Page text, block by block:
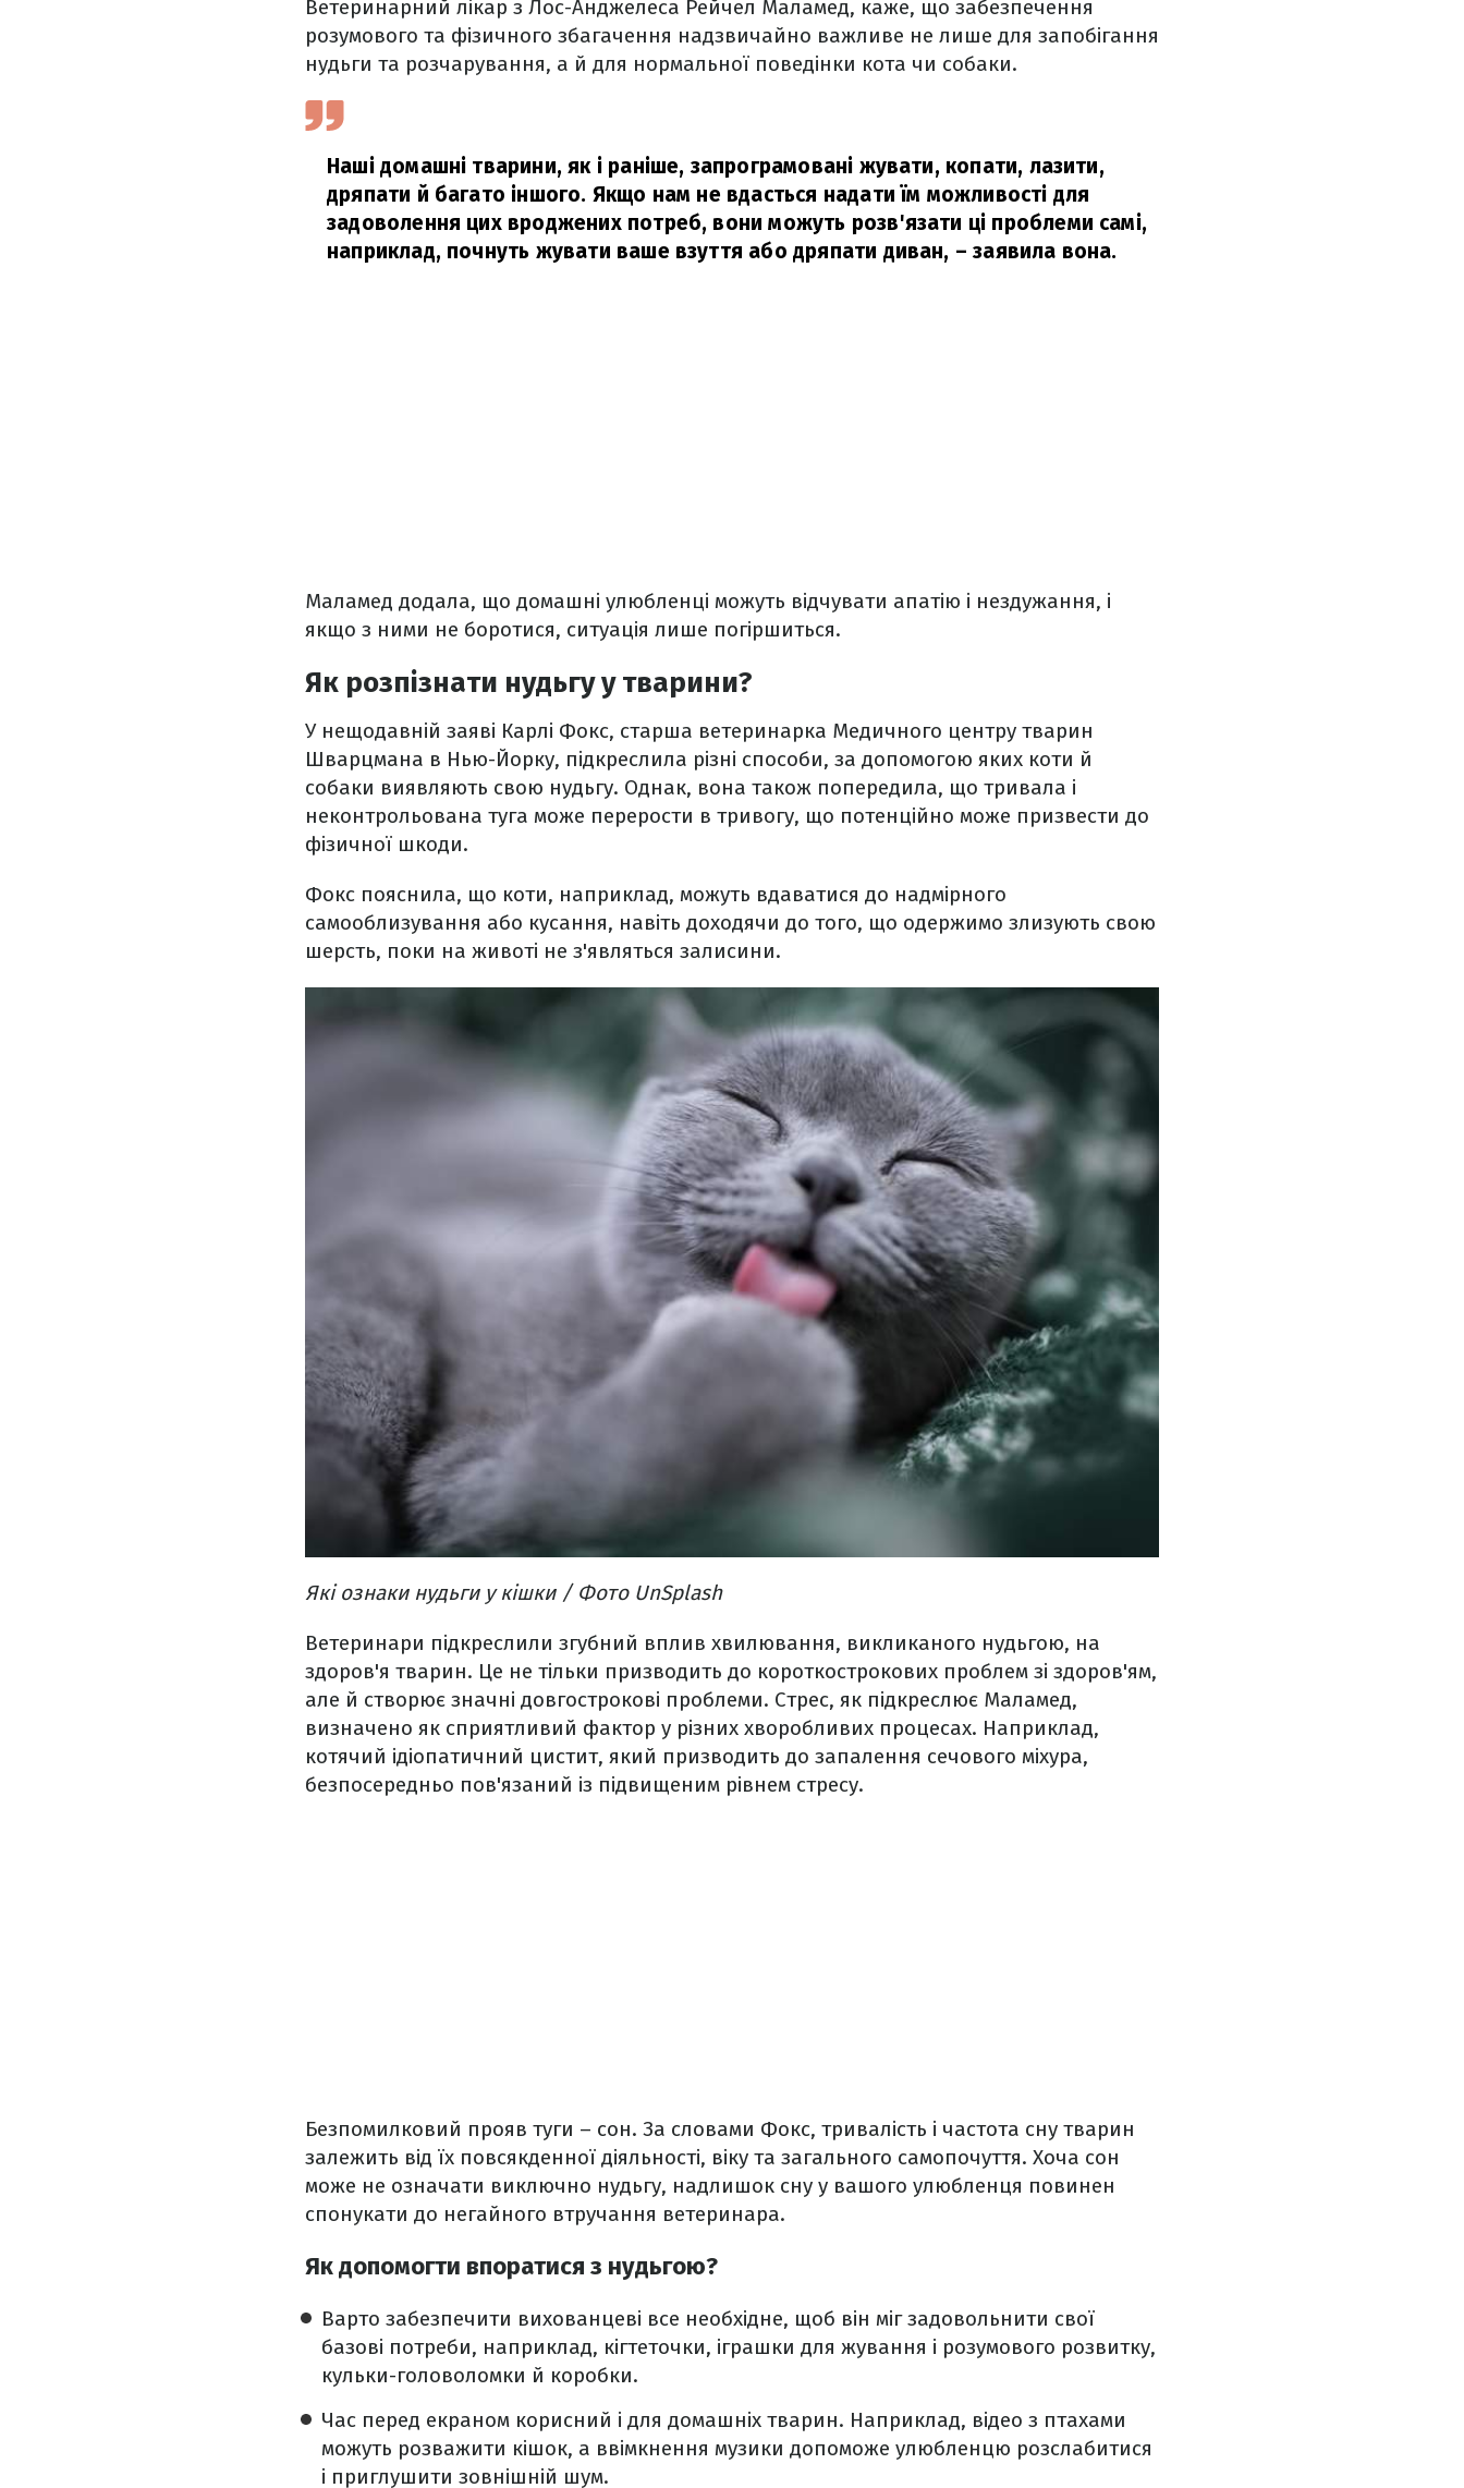
Ветеринарний лікар з Лос-Анджелеса Рейчел Маламед, каже, що забезпечення
розумового та фізичного збагачення надзвичайно важливе не лише для запобігання
нудьги та розчарування, а й для нормальної поведінки кота чи собаки.
Наші домашні тварини, як і раніше, запрограмовані жувати, копати, лазити,
дряпати й багато іншого. Якщо нам не вдасться надати їм можливості для
задоволення цих вроджених потреб, вони можуть розв'язати ці проблеми самі,
наприклад, почнуть жувати ваше взуття або дряпати диван, – заявила вона.
Маламед додала, що домашні улюбленці можуть відчувати апатію і нездужання, і
якщо з ними не боротися, ситуація лише погіршиться.
Як розпізнати нудьгу у тварини?
У нещодавній заяві Карлі Фокс, старша ветеринарка Медичного центру тварин
Шварцмана в Нью-Йорку, підкреслила різні способи, за допомогою яких коти й
собаки виявляють свою нудьгу. Однак, вона також попередила, що тривала і
неконтрольована туга може перерости в тривогу, що потенційно може призвести до
фізичної шкоди.
Фокс пояснила, що коти, наприклад, можуть вдаватися до надмірного
самооблизування або кусання, навіть доходячи до того, що одержимо злизують свою
шерсть, поки на животі не з'являться залисини.
Які ознаки нудьги у кішки​ / Фото UnSplash
Ветеринари підкреслили згубний вплив хвилювання, викликаного нудьгою, на
здоров'я тварин. Це не тільки призводить до короткострокових проблем зі здоров'ям,
але й створює значні довгострокові проблеми. Стрес, як підкреслює Маламед,
визначено як сприятливий фактор у різних хворобливих процесах. Наприклад,
котячий ідіопатичний цистит, який призводить до запалення сечового міхура,
безпосередньо пов'язаний із підвищеним рівнем стресу.
Безпомилковий прояв туги – сон. За словами Фокс, тривалість і частота сну тварин
залежить від їх повсякденної діяльності, віку та загального самопочуття. Хоча сон
може не означати виключно нудьгу, надлишок сну у вашого улюбленця повинен
спонукати до негайного втручання ветеринара.
Як допомогти впоратися з нудьгою?
Варто забезпечити вихованцеві все необхідне, щоб він міг задовольнити свої
базові потреби, наприклад, кігтеточки, іграшки для жування і розумового розвитку,
кульки-головоломки й коробки.
Час перед екраном корисний і для домашніх тварин. Наприклад, відео з птахами
можуть розважити кішок, а ввімкнення музики допоможе улюбленцю розслабитися
і приглушити зовнішній шум.